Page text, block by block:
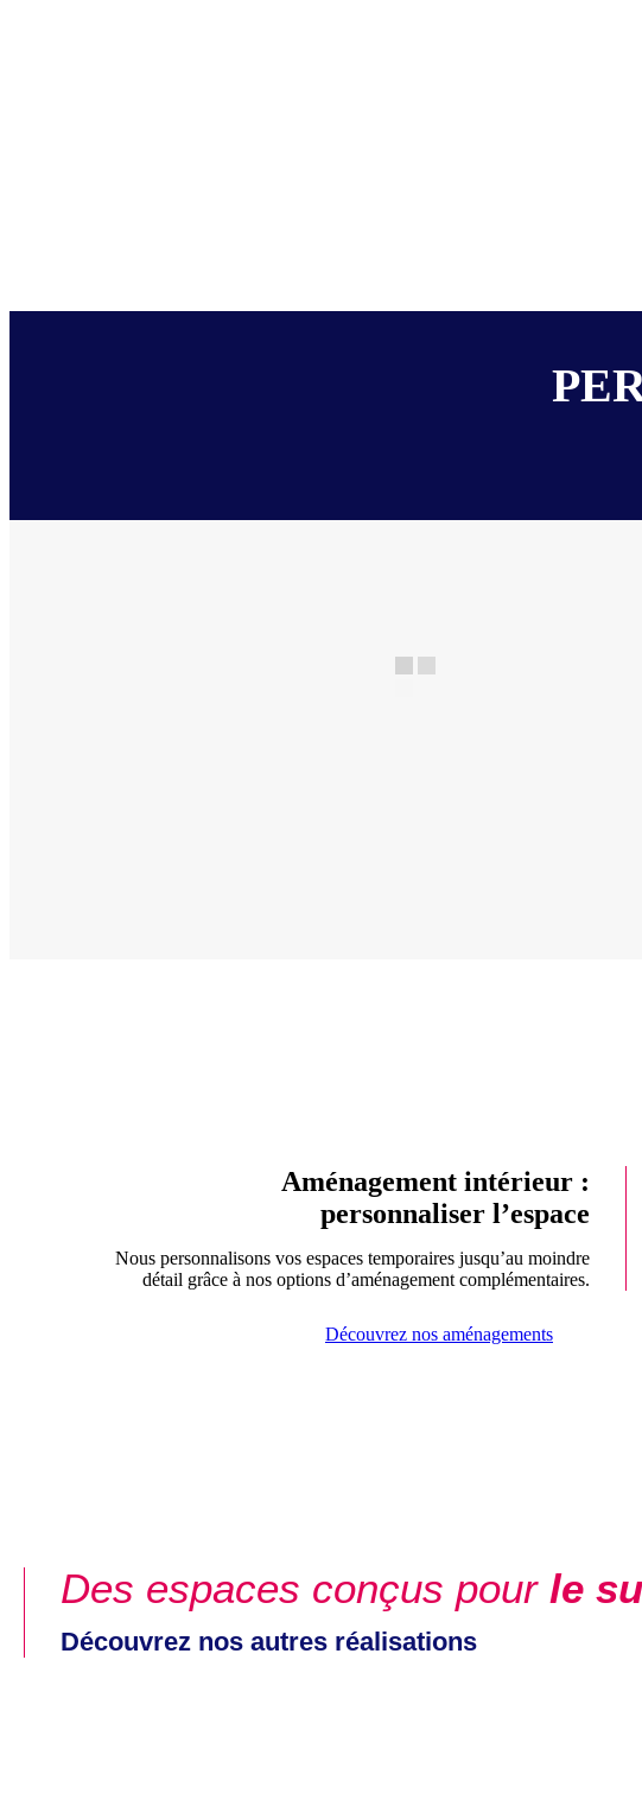
Aménagement intérieur :
personnaliser l’espace
Nous personnalisons vos espaces temporaires jusqu’au moindre
détail grâce à nos options d’aménagement complémentaires.
Découvrez nos aménagements
Des espaces conçus pour le
Découvrez nos autres réalisations